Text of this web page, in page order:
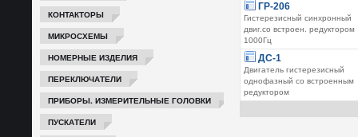
КОНТАКТОРЫ
МИКРОСХЕМЫ
НОМЕРНЫЕ ИЗДЕЛИЯ
ПЕРЕКЛЮЧАТЕЛИ
ПРИБОРЫ. ИЗМЕРИТЕЛЬНЫЕ ГОЛОВКИ
ПУСКАТЕЛИ
ГР-206
Гистерезисный синхронный
двиг.со встроен. редуктором
1000Гц
ДС-1
Двигатель гистерезисный
однофазный со встроенным
редуктором